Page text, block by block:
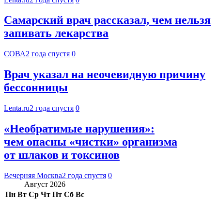
Самарский врач рассказал, чем нельзя
запивать лекарства
СОВА2 года спустя 0
Врач указал на неочевидную причину
бессонницы
Lenta.ru2 года спустя 0
«Необратимые нарушения»:
чем опасны «чистки» организма
от шлаков и токсинов
Вечерняя Москва2 года спустя 0
Август 2026
Пн Вт Ср Чт Пт Сб Вс